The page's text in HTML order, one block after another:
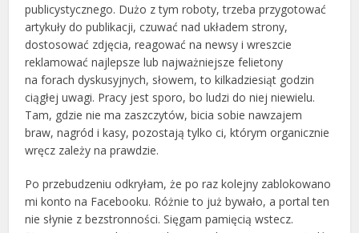
publicystycznego. Dużo z tym roboty, trzeba przygotować
artykuły do publikacji, czuwać nad układem strony,
dostosować zdjęcia, reagować na newsy i wreszcie
reklamować najlepsze lub najważniejsze felietony
na forach dyskusyjnych, słowem, to kilkadziesiąt godzin
ciągłej uwagi. Pracy jest sporo, bo ludzi do niej niewielu.
Tam, gdzie nie ma zaszczytów, bicia sobie nawzajem
braw, nagród i kasy, pozostają tylko ci, którym organicznie
wręcz zależy na prawdzie.
Po przebudzeniu odkryłam, że po raz kolejny zablokowano
mi konto na Facebooku. Różnie to już bywało, a portal ten
nie słynie z bezstronności. Sięgam pamięcią wstecz.